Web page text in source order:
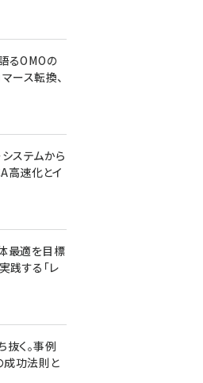
るOMOの
ース転換、
ステムから
高速化とイ
最適を目標
践する「レ
抜く。事例
成功法則と